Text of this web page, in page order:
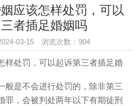
应该怎样处罚，可以
者插足婚姻吗
03-15 浏览次数：904
样处罚，可以起诉第三者插足婚
是不会进行处罚的，除非第三
罪，会被判处两年以下有期徒刑